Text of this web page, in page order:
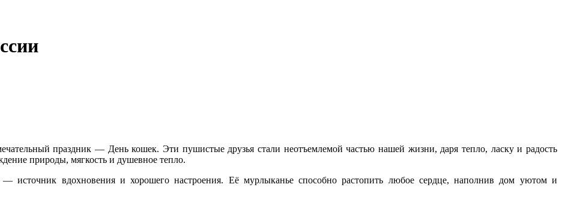
праздник — День кошек. Эти пушистые друзья стали неотъемлемой частью нашей жизни, даря тепло, ласку и радость
природы, мягкость и душевное тепло.
вдохновения и хорошего настроения. Её мурлыканье способно растопить любое сердце, наполнив дом уютом и